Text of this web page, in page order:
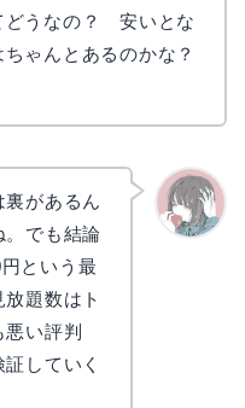
どうなの？ 安いとな
ゃんとあるのかな？
があるん
でも結論
という最
題数はト
い評判
していく